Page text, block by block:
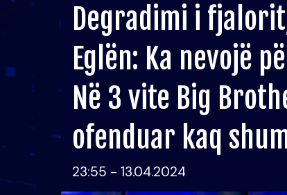
Degradimi i
Eglën: Ka nevojë
Në 3 vite Big
ofenduar kaq
23:55 - 13.04.2024